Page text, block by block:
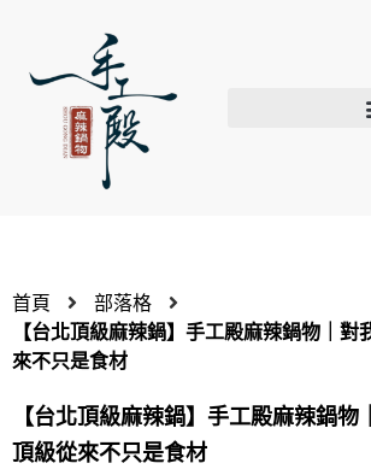
首頁
部落格
【台北頂級麻辣鍋】手工殿麻辣鍋物｜對
來不只是食材
【台北頂級麻辣鍋】手工殿麻辣鍋物
頂級從來不只是食材